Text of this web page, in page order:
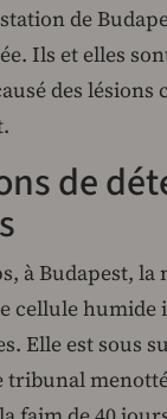
de
Ils et elles
des
de
à Budapest,
cellule humide
Elle est sous